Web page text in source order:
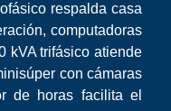
respalda casa
computadoras
kVA trifásico atiende
con cámaras
de horas facilita el